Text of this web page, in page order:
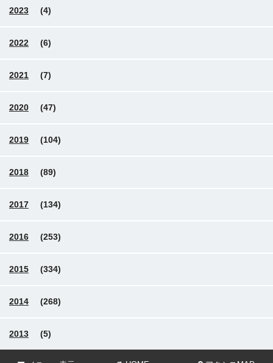
2023 (4)
2022 (6)
2021 (7)
2020 (47)
2019 (104)
2018 (89)
2017 (134)
2016 (253)
2015 (334)
2014 (268)
2013 (5)